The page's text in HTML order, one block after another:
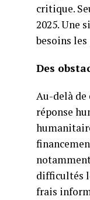
critique.
2025. Une
besoins
Des
Au-delà
réponse
difficultés
frais